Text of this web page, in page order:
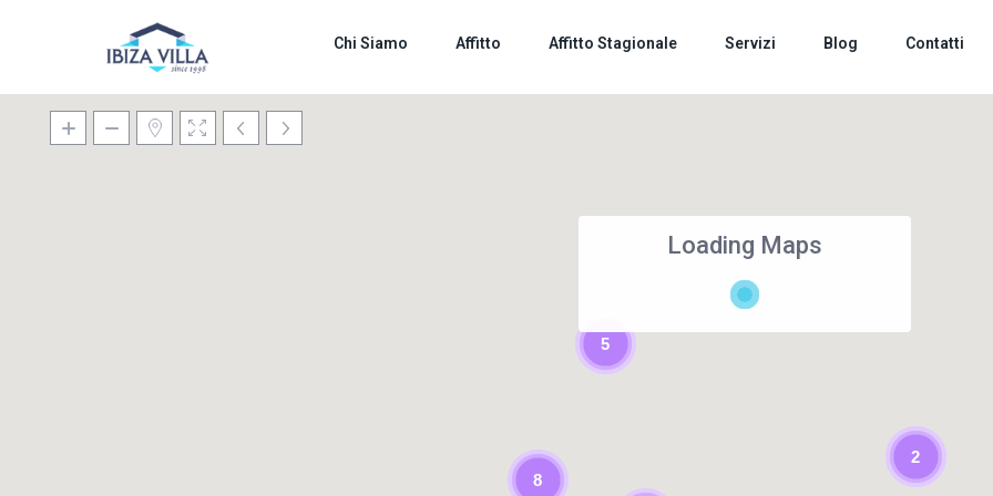
Chi Siamo Affitto Affitto Stagionale Servizi Blog Contatti
5
8
2
Loading Maps